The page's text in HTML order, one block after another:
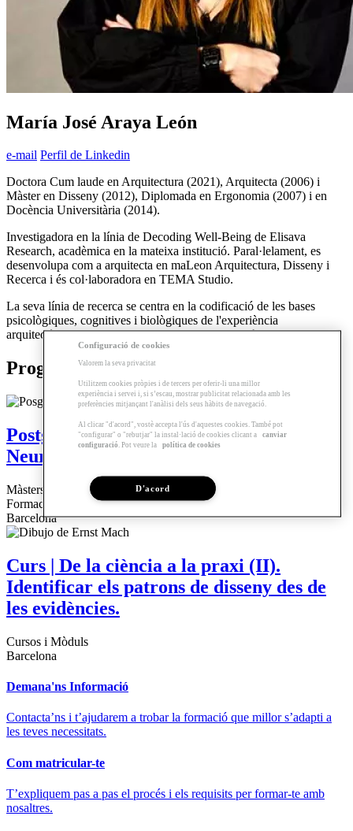
María José Araya León
e-mail Perfil de Linkedin
Doctora Cum laude en Arquitectura (2021), Arquitecta (2006) i
Màster en Disseny (2012), Diplomada en Ergonomia (2007) i en
Docència Universitària (2014).
Investigadora en la línia de Decoding Well-Being de Elisava
Research, acadèmica en la mateixa institució. Paral·lelament, es
desenvolupa com a arquitecta en maLeon Arquitectura, Disseny i
Recerca i és col·laboradora en TEMA Studio.
La seva línia de recerca se centra en la codificació de les bases
psicològiques, cognitives i biològiques de l'experiència
arquitectònica i el seu impacte en el benestar humà.
Programes relacionats
Postgrau | Disseny Conscient i
Neuroarquitectura
Màsters i Postgraus
Formació Online
Barcelona
Curs | De la ciència a la praxi (II).
Identificar els patrons de disseny des de
les evidències.
Cursos i Mòduls
Barcelona
Demana'ns Informació
Contacta’ns i t’ajudarem a trobar la formació que millor s’adapti a
les teves necessitats.
Com matricular-te
T’expliquem pas a pas el procés i els requisits per formar-te amb
nosaltres.
Configuració de cookies
Valorem la seva privacitat
Utilitzem cookies pròpies i de tercers per oferir-li una millor
experiència i servei i, si s’escau, mostrar publicitat relacionada amb les
preferències mitjançant l'anàlisi dels seus hàbits de navegació.
Al clicar "d'acord", vostè accepta l'ús d'aquestes cookies. També pot
"configurar" o "rebutjar" la instal·lació de cookies clicant a
canviar
configuració . Pot veure la política de cookies
D'acord